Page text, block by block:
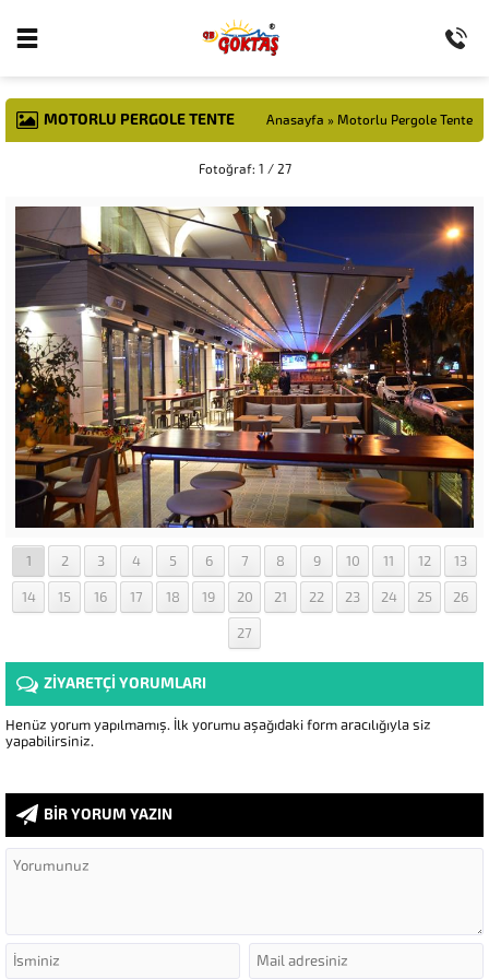
MOTORLU PERGOLE TENTE Anasayfa » Motorlu Pergole Tente
Fotoğraf: 1 / 27
1 2 3 4 5 6 7 8 9 10 11 12 13
14 15 16 17 18 19 20 21 22 23 24 25 26
27
ZİYARETÇİ YORUMLARI
Henüz yorum yapılmamış. İlk yorumu aşağıdaki form aracılığıyla siz
yapabilirsiniz.
BİR YORUM YAZIN